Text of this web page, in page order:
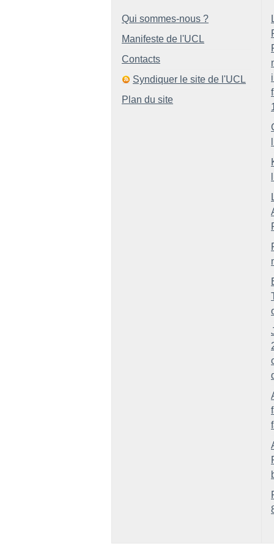
Qui sommes-nous ?
Manifeste de l'UCL
Contacts
Syndiquer le site de l'UCL
Plan du site